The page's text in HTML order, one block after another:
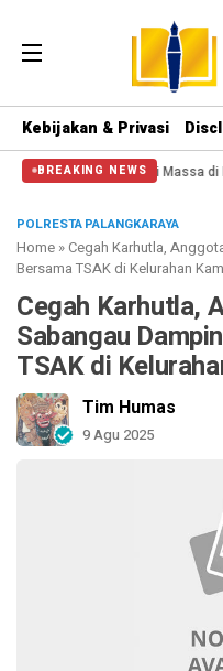
Kebijakan & Privasi
BREAKING NEWS
di Patung Kuda: Semoga Aparat
POLRESTA PALANGKARAYA
Home »Cegah Karhutla,
Bersama TSAK di Kelurahan
Cegah Karhutla,
Sabangau
TSAK di
Tim Humas
9 Agu 2025